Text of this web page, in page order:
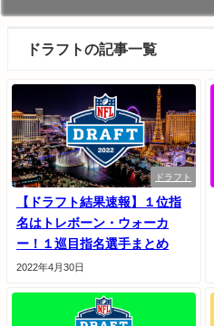
ドラフトの記事一覧
ドラフト
【ドラフト結果速報】１位指
名はトレボーン・ウォーカ
ー！１巡目指名選手まとめ
2022年4月30日